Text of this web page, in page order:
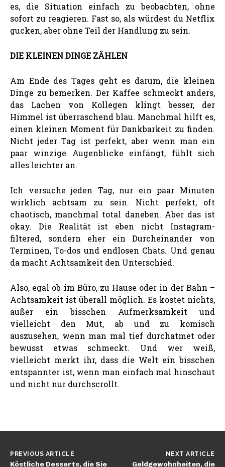
es, die Situation einfach zu beobachten, ohne
sofort zu reagieren. Fast so, als würdest du Netflix
gucken, aber ohne Teil der Handlung zu sein.
DIE KLEINEN DINGE ZÄHLEN
Am Ende des Tages geht es darum, die kleinen
Dinge zu bemerken. Der Kaffee schmeckt anders,
das Lachen von Kollegen klingt besser, der
Himmel ist überraschend blau. Manchmal hilft es,
einen kleinen Moment für Dankbarkeit zu finden.
Nicht jeder Tag ist perfekt, aber wenn man ein
paar winzige Augenblicke einfängt, fühlt sich
alles leichter an.
Ich versuche jeden Tag, nur ein paar Minuten
wirklich achtsam zu sein. Nicht perfekt, oft
chaotisch, manchmal total daneben. Aber das ist
okay. Die Realität ist eben nicht Instagram-
filtered, sondern eher ein Durcheinander von
Terminen, To-dos und endlosen Chats. Und genau
da macht Achtsamkeit den Unterschied.
Also, egal ob im Büro, zu Hause oder in der Bahn –
Achtsamkeit ist überall möglich. Es kostet nichts,
außer ein bisschen Aufmerksamkeit und
vielleicht den Mut, ab und zu komisch
auszusehen, wenn man mal tief durchatmet oder
bewusst etwas schmeckt. Und wer weiß,
vielleicht merkt ihr, dass die Welt ein bisschen
entspannter ist, wenn man einfach mal hinschaut
und nicht nur durchscrollt.
PREVIOUS ARTICLE
Köstliche Desserts, die Sie
NEXT ARTICLE
Geldgewohnheiten, die